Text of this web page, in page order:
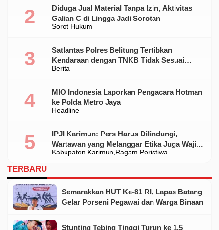
Sorot Hukum
Diduga Jual Material Tanpa Izin, Aktivitas
Galian C di Lingga Jadi Sorotan
Berita
Satlantas Polres Belitung Tertibkan
Kendaraan dengan TNKB Tidak Sesuai
Standar
Headline
MIO Indonesia Laporkan Pengacara Hotman
ke Polda Metro Jaya
Kabupaten Karimun Ragam Peristiwa
IPJI Karimun: Pers Harus Dilindungi,
Wartawan yang Melanggar Etika Juga Wajib
Dikoreksi
TERBARU
Semarakkan HUT Ke-81 RI, Lapas Batang
Gelar Porseni Pegawai dan Warga Binaan
Stunting Tebing Tinggi Turun ke 1,5